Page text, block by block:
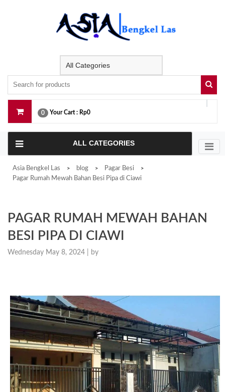
0 Your Cart : Rp0
ALL CATEGORIES
Asia Bengkel Las > blog > Pagar Besi >
Pagar Rumah Mewah Bahan Besi Pipa di Ciawi
PAGAR RUMAH MEWAH BAHAN
BESI PIPA DI CIAWI
Wednesday May 8, 2024 | by